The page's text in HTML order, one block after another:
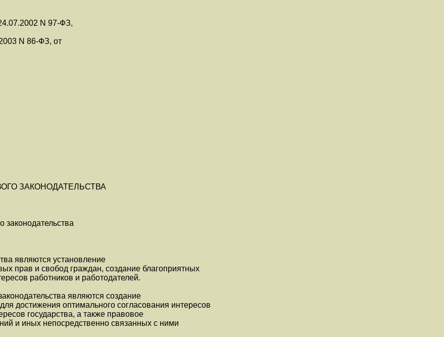
N 97-ФЗ,
N 86-ФЗ, от
ЗАКОНОДАТЕЛЬСТВА
законодательства
являются установление
прав и свобод граждан, создание благоприятных
работников и работодателей.
являются создание
достижения оптимального согласования интересов
государства, а также правовое
и иных непосредственно связанных с ними